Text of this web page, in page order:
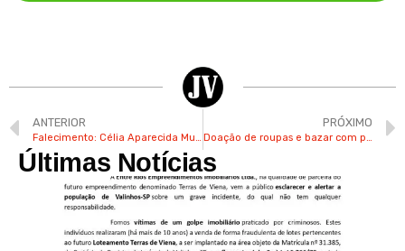
ANTERIOR PRÓXIMO
Últimas Notícias